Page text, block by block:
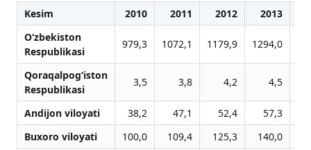
Kesim
2010 2011 2012 2013
O‘zbekiston
Respublikasi
979,3 1072,1 1179,9 1294,0
Qoraqalpog‘iston
Respublikasi
3,5 3,8 4,2 4,5
Andijon viloyati 38,2 47,1 52,4 57,3
Buxoro viloyati
100,0 109,4 125,3 140,0